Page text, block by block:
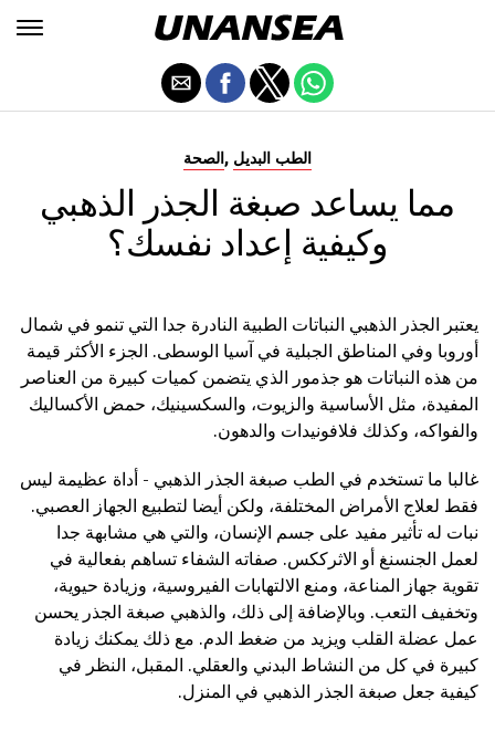
الصحة , الطب البديل
مما يساعد صبغة الجذر الذهبي
وكيفية إعداد نفسك؟
يعتبر الجذر الذهبي النباتات الطبية النادرة جدا التي تنمو في شمال
أوروبا وفي المناطق الجبلية في آسيا الوسطى. الجزء الأكثر قيمة
من هذه النباتات هو جذمور الذي يتضمن كميات كبيرة من العناصر
المفيدة، مثل الأساسية والزيوت، والسكسينيك، حمض الأكساليك
والفواكه، وكذلك فلافونيدات والدهون.
غالبا ما تستخدم في الطب صبغة الجذر الذهبي - أداة عظيمة ليس
فقط لعلاج الأمراض المختلفة، ولكن أيضا لتطبيع الجهاز العصبي.
نبات له تأثير مفيد على جسم الإنسان، والتي هي مشابهة جدا
لعمل الجنسنغ أو الاثرككس. صفاته الشفاء تساهم بفعالية في
تقوية جهاز المناعة، ومنع الالتهابات الفيروسية، وزيادة حيوية،
وتخفيف التعب. وبالإضافة إلى ذلك، والذهبي صبغة الجذر يحسن
عمل عضلة القلب ويزيد من ضغط الدم. مع ذلك يمكنك زيادة
كبيرة في كل من النشاط البدني والعقلي. المقبل، النظر في
كيفية جعل صبغة الجذر الذهبي في المنزل.